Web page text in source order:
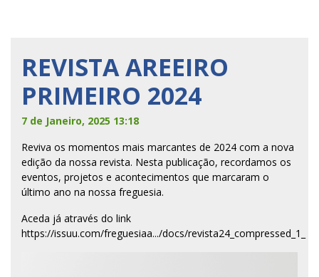
REVISTA AREEIRO
PRIMEIRO 2024
7 de Janeiro, 2025 13:18
Reviva os momentos mais marcantes de 2024 com a nova
edição da nossa revista. Nesta publicação, recordamos os
eventos, projetos e acontecimentos que marcaram o
último ano na nossa freguesia.
Aceda já através do link
https://issuu.com/freguesiaa.../docs/revista24_compressed_1_